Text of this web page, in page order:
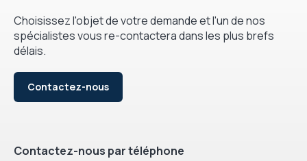
Choisissez l'objet de votre demande et l'un de nos
spécialistes vous re-contactera dans les plus brefs
délais.
Contactez-nous
Contactez-nous par téléphone